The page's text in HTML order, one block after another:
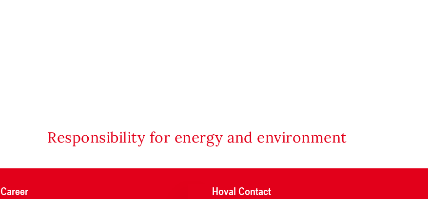
Responsibility for energy and environment
Career Hoval Contact